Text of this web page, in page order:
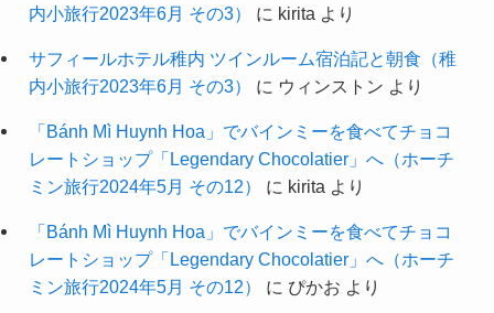
内小旅行2023年6月 その3）
に kirita より
サフィールホテル稚内 ツインルーム宿泊記と朝食（稚
内小旅行2023年6月 その3）
に ウィンストン より
「Bánh Mì Huynh Hoa」でバインミーを食べてチョコ
レートショップ「Legendary Chocolatier」へ（ホーチ
ミン旅行2024年5月 その12）
に kirita より
「Bánh Mì Huynh Hoa」でバインミーを食べてチョコ
レートショップ「Legendary Chocolatier」へ（ホーチ
ミン旅行2024年5月 その12）
に ぴかお より